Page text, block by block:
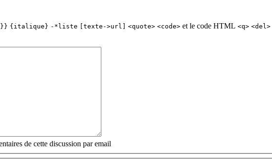
{italique} -*liste [texte->url] <quote> <code> et le code HTML <q> <del>
de cette discussion par email